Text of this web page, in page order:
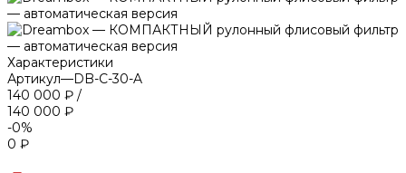
Характеристики
Артикул—DB-C-30-A
140 000 ₽ /
140 000 ₽
-0%
0 ₽